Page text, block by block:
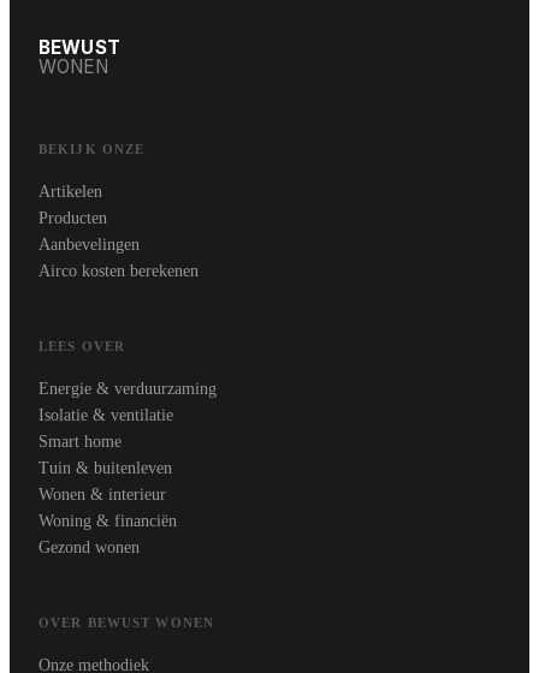
BEWUST
WONEN
BEKIJK ONZE
Artikelen
Producten
Aanbevelingen
Airco kosten berekenen
LEES OVER
Energie & verduurzaming
Isolatie & ventilatie
Smart home
Tuin & buitenleven
Wonen & interieur
Woning & financiën
Gezond wonen
OVER BEWUST WONEN
Onze methodiek